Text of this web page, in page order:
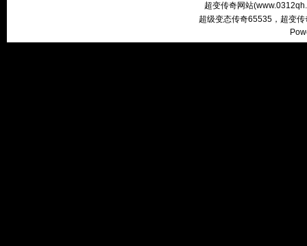
超变传奇网站(
超级变态传奇65535，超变